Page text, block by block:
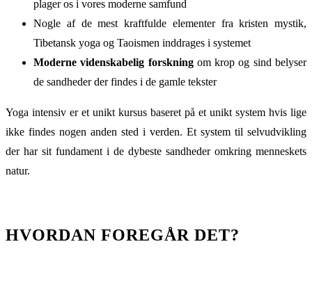
plager os i vores moderne samfund
Nogle af de mest kraftfulde elementer fra kristen mystik,
Tibetansk yoga og Taoismen inddrages i systemet
Moderne videnskabelig forskningom krop og sind belyser
de sandheder der findes i de gamle tekster
Yoga intensiv er et unikt kursus baseret på et unikt system hvis lige
ikke findes nogen anden sted i verden. Et system til selvudvikling
der har sit fundament i de dybeste sandheder omkring menneskets
natur.
HVORDAN FOREGÅR DET?